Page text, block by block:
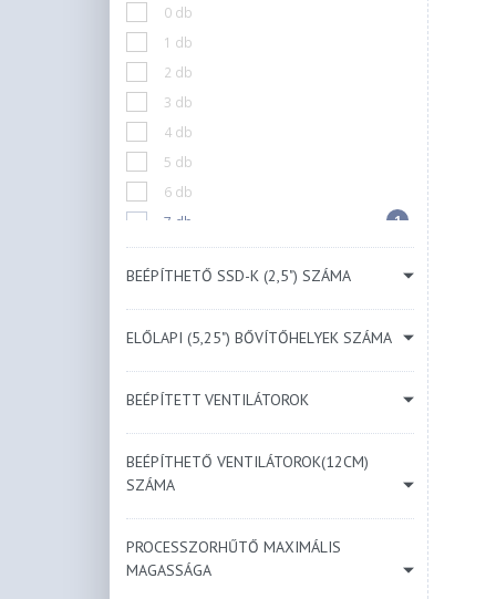
Szürke
Kék
Bézs
Menta
0 db
1 db
2 db
3 db
4 db
5 db
6 db
7 db
1
10 db
N/A
BEÉPÍTHETŐ SSD-K (2,5") SZÁMA
ELŐLAPI (5,25") BŐVÍTŐHELYEK SZÁMA
BEÉPÍTETT VENTILÁTOROK
BEÉPÍTHETŐ VENTILÁTOROK(12CM)
SZÁMA
PROCESSZORHŰTŐ MAXIMÁLIS
MAGASSÁGA